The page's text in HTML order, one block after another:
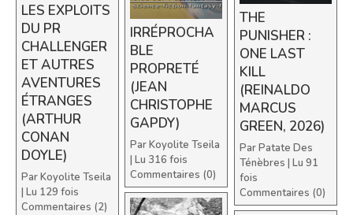
LES EXPLOITS
DU PR
CHALLENGER
ET AUTRES
AVENTURES
ÉTRANGES
(ARTHUR
CONAN
DOYLE)
ParKoyolite Tseila
| Lu 129 fois
Commentaires (2)
IRRÉPROCHA
BLE
PROPRETÉ
(JEAN
CHRISTOPHE
GAPDY)
ParKoyolite Tseila
| Lu 316 fois
Commentaires (0)
THE
PUNISHER :
ONE LAST
KILL
(REINALDO
MARCUS
GREEN, 2026)
ParPatate Des
Ténèbres | Lu 91
fois
Commentaires (0)